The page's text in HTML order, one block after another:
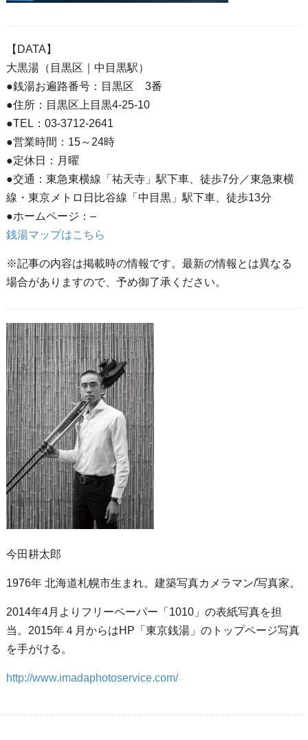
【DATA】
大黒湯（目黒区｜中目黒駅）
●銭湯お遍路番号：目黒区 3番
●住所：目黒区上目黒4-25-10
●TEL：03-3712-2641
●営業時間：15～24時
●定休日：月曜
●交通：東急東横線「祐天寺」駅下車、徒歩7分／東急東横
線・東京メトロ日比谷線「中目黒」駅下車、徒歩13分
●ホームページ：–
銭湯マップはこちら
※記事の内容は掲載時の情報です。最新の情報とは異なる
場合がありますので、予め御了承ください。
今田耕太郎
1976年 北海道札幌市生まれ。建築写真カメラマン/写真家。
2014年4月よりフリーペーパー「1010」の表紙写真を担
当。2015年４月からはHP「東京銭湯」のトップページ写真
を手がける。
http://www.imadaphotoservice.com/